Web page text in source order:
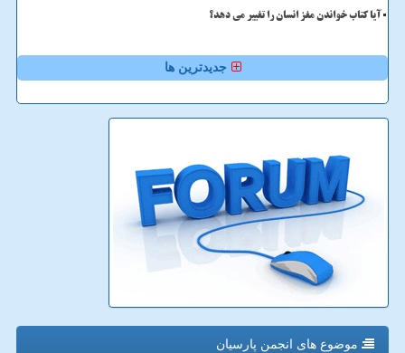
آیا کتاب خواندن مغز انسان را تغییر می دهد؟
جدیدترین ها
موضوع های انجمن پارسیان